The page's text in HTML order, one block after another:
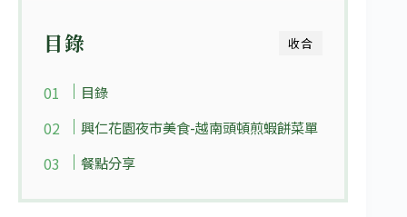
收合
目錄
目錄
興仁花園夜市美食-越南頭頓煎蝦餅菜單
餐點分享